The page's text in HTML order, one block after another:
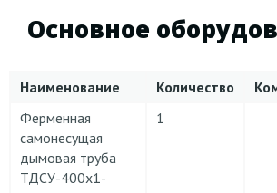
Основное
Наименование Количество
Ферменная
самонесущая
дымовая труба
ТДСУ-400х1-
1